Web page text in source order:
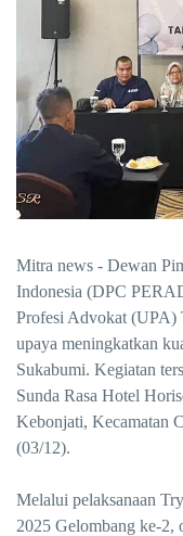
Mitra news - Dewan
Indonesia (DPC
Profesi Advokat (UPA)
upaya meningkatkan
Sukabumi. Kegiatan
Sunda Rasa Hotel
Kebonjati, Kecamatan
(03/12).
Melalui pelaksanaan
2025 Gelombang ke-2,